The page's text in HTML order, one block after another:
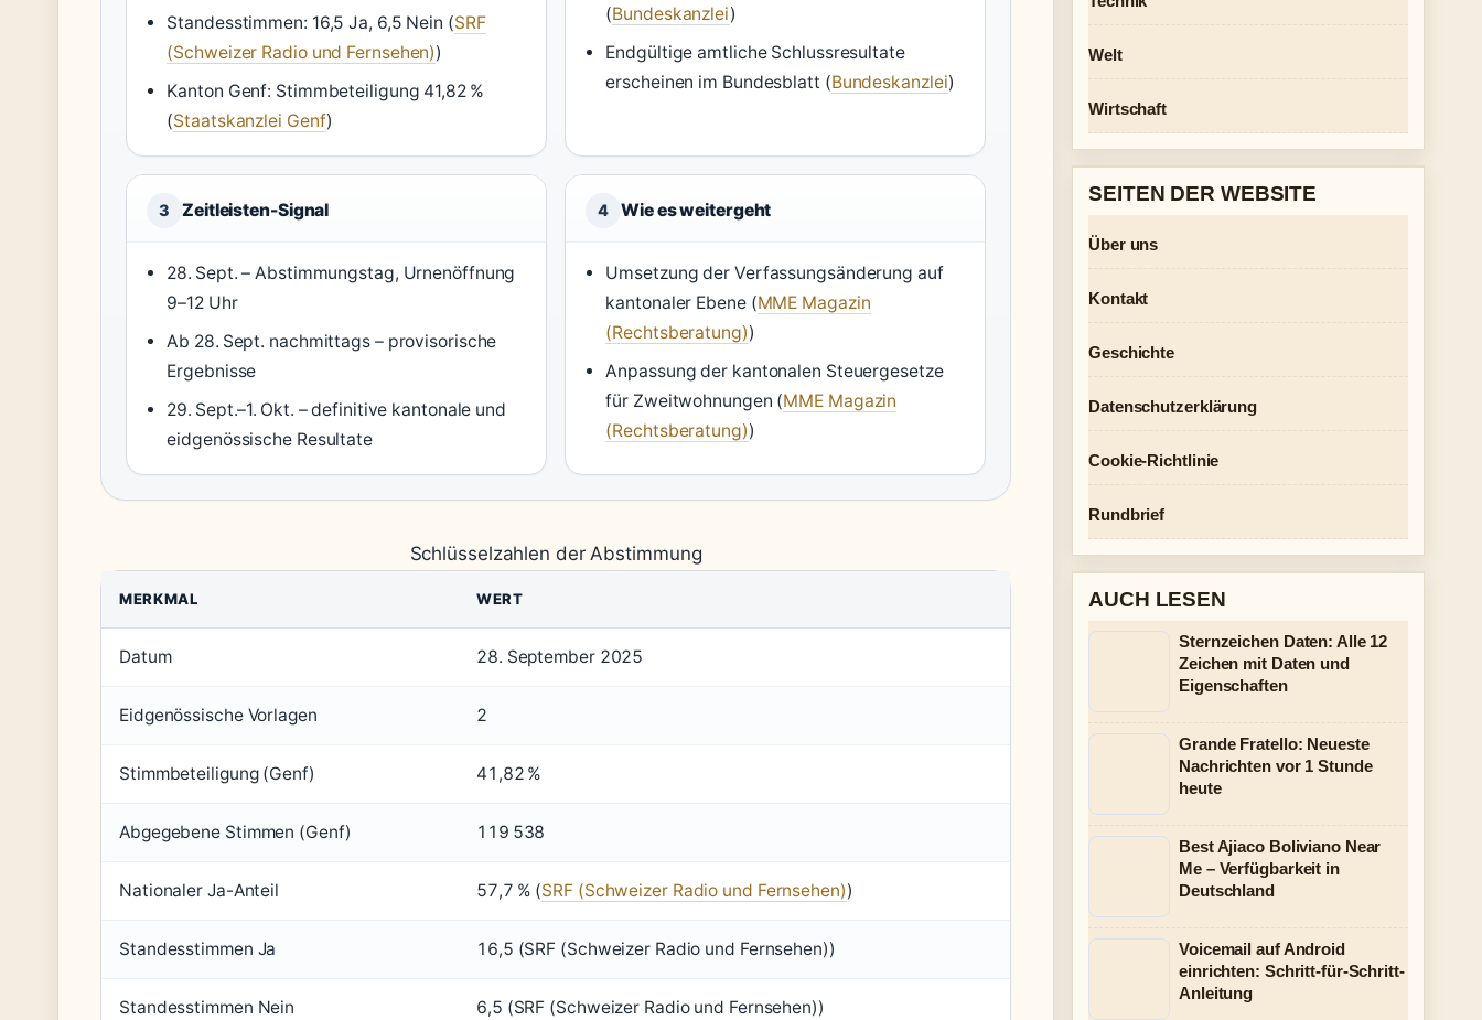
Standesstimmen: 16,5 Ja, 6,5 Nein (SRF
(Schweizer Radio und Fernsehen))
Kanton Genf: Stimmbeteiligung 41,82 %
(Staatskanzlei Genf)
(Bundeskanzlei)
Endgültige amtliche Schlussresultate
erscheinen im Bundesblatt (Bundeskanzlei)
3 Zeitleisten-Signal
28. Sept. – Abstimmungstag, Urnenöffnung
9–12 Uhr
Ab 28. Sept. nachmittags – provisorische
Ergebnisse
29. Sept.–1. Okt. – definitive kantonale und
eidgenössische Resultate
4 Wie es weitergeht
Umsetzung der Verfassungsänderung auf
kantonaler Ebene (MME Magazin
(Rechtsberatung))
Anpassung der kantonalen Steuergesetze
für Zweitwohnungen (MME Magazin
(Rechtsberatung))
Schlüsselzahlen der Abstimmung
MERKMAL WERT
Datum 28. September 2025
Eidgenössische Vorlagen 2
Stimmbeteiligung (Genf) 41,82 %
Abgegebene Stimmen (Genf) 119 538
Nationaler Ja-Anteil 57,7 % (SRF (Schweizer Radio und Fernsehen))
Standesstimmen Ja 16,5 (SRF (Schweizer Radio und Fernsehen))
Standesstimmen Nein 6,5 (SRF (Schweizer Radio und Fernsehen))
Welt
Wirtschaft
SEITEN DER WEBSITE
Über uns
Kontakt
Geschichte
Datenschutzerklärung
Cookie-Richtlinie
Rundbrief
AUCH LESEN
Sternzeichen Daten: Alle 12
Zeichen mit Daten und
Eigenschaften
Grande Fratello: Neueste
Nachrichten vor 1 Stunde
heute
Best Ajiaco Boliviano Near
Me – Verfügbarkeit in
Deutschland
Voicemail auf Android
einrichten: Schritt-für-Schritt-
Anleitung